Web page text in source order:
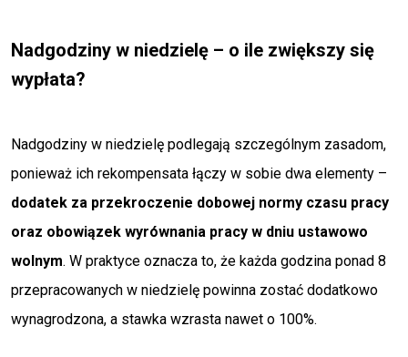
Nadgodziny w niedzielę – o ile zwiększy się
wypłata?
Nadgodziny w niedzielę podlegają szczególnym zasadom,
ponieważ ich rekompensata łączy w sobie dwa elementy –
dodatek za przekroczenie dobowej normy czasu pracy
oraz obowiązek wyrównania pracy w dniu ustawowo
wolnym. W praktyce oznacza to, że każda godzina ponad 8
przepracowanych w niedzielę powinna zostać dodatkowo
wynagrodzona, a stawka wzrasta nawet o 100%.